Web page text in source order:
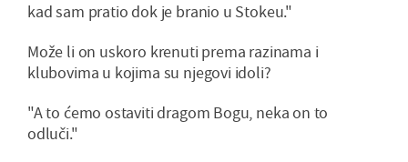
kad sam pratio dok je branio u Stokeu."
Može li on uskoro krenuti prema razinama i
klubovima u kojima su njegovi idoli?
"A to ćemo ostaviti dragom Bogu, neka on to
odluči."